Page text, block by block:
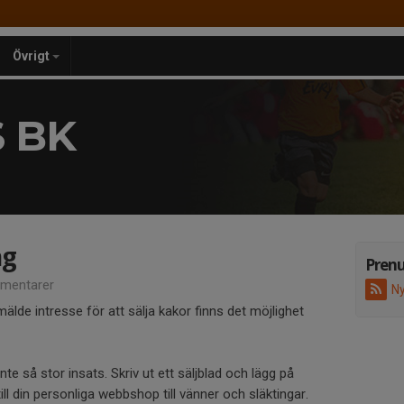
Övrigt
BK
intresse för att sälja kakor finns det möjlighet
så stor insats. Skriv ut ett säljblad och lägg på
din personliga webbshop till vänner och släktingar.